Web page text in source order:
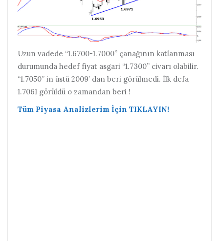
Uzun vadede “1.6700-1.7000” çanağının katlanması
durumunda hedef fiyat asgari “1.7300” civarı olabilir.
“1.7050” in üstü 2009’ dan beri görülmedi. İlk defa
1.7061 görüldü o zamandan beri !
Tüm Piyasa Analizlerim İçin TIKLAYIN!